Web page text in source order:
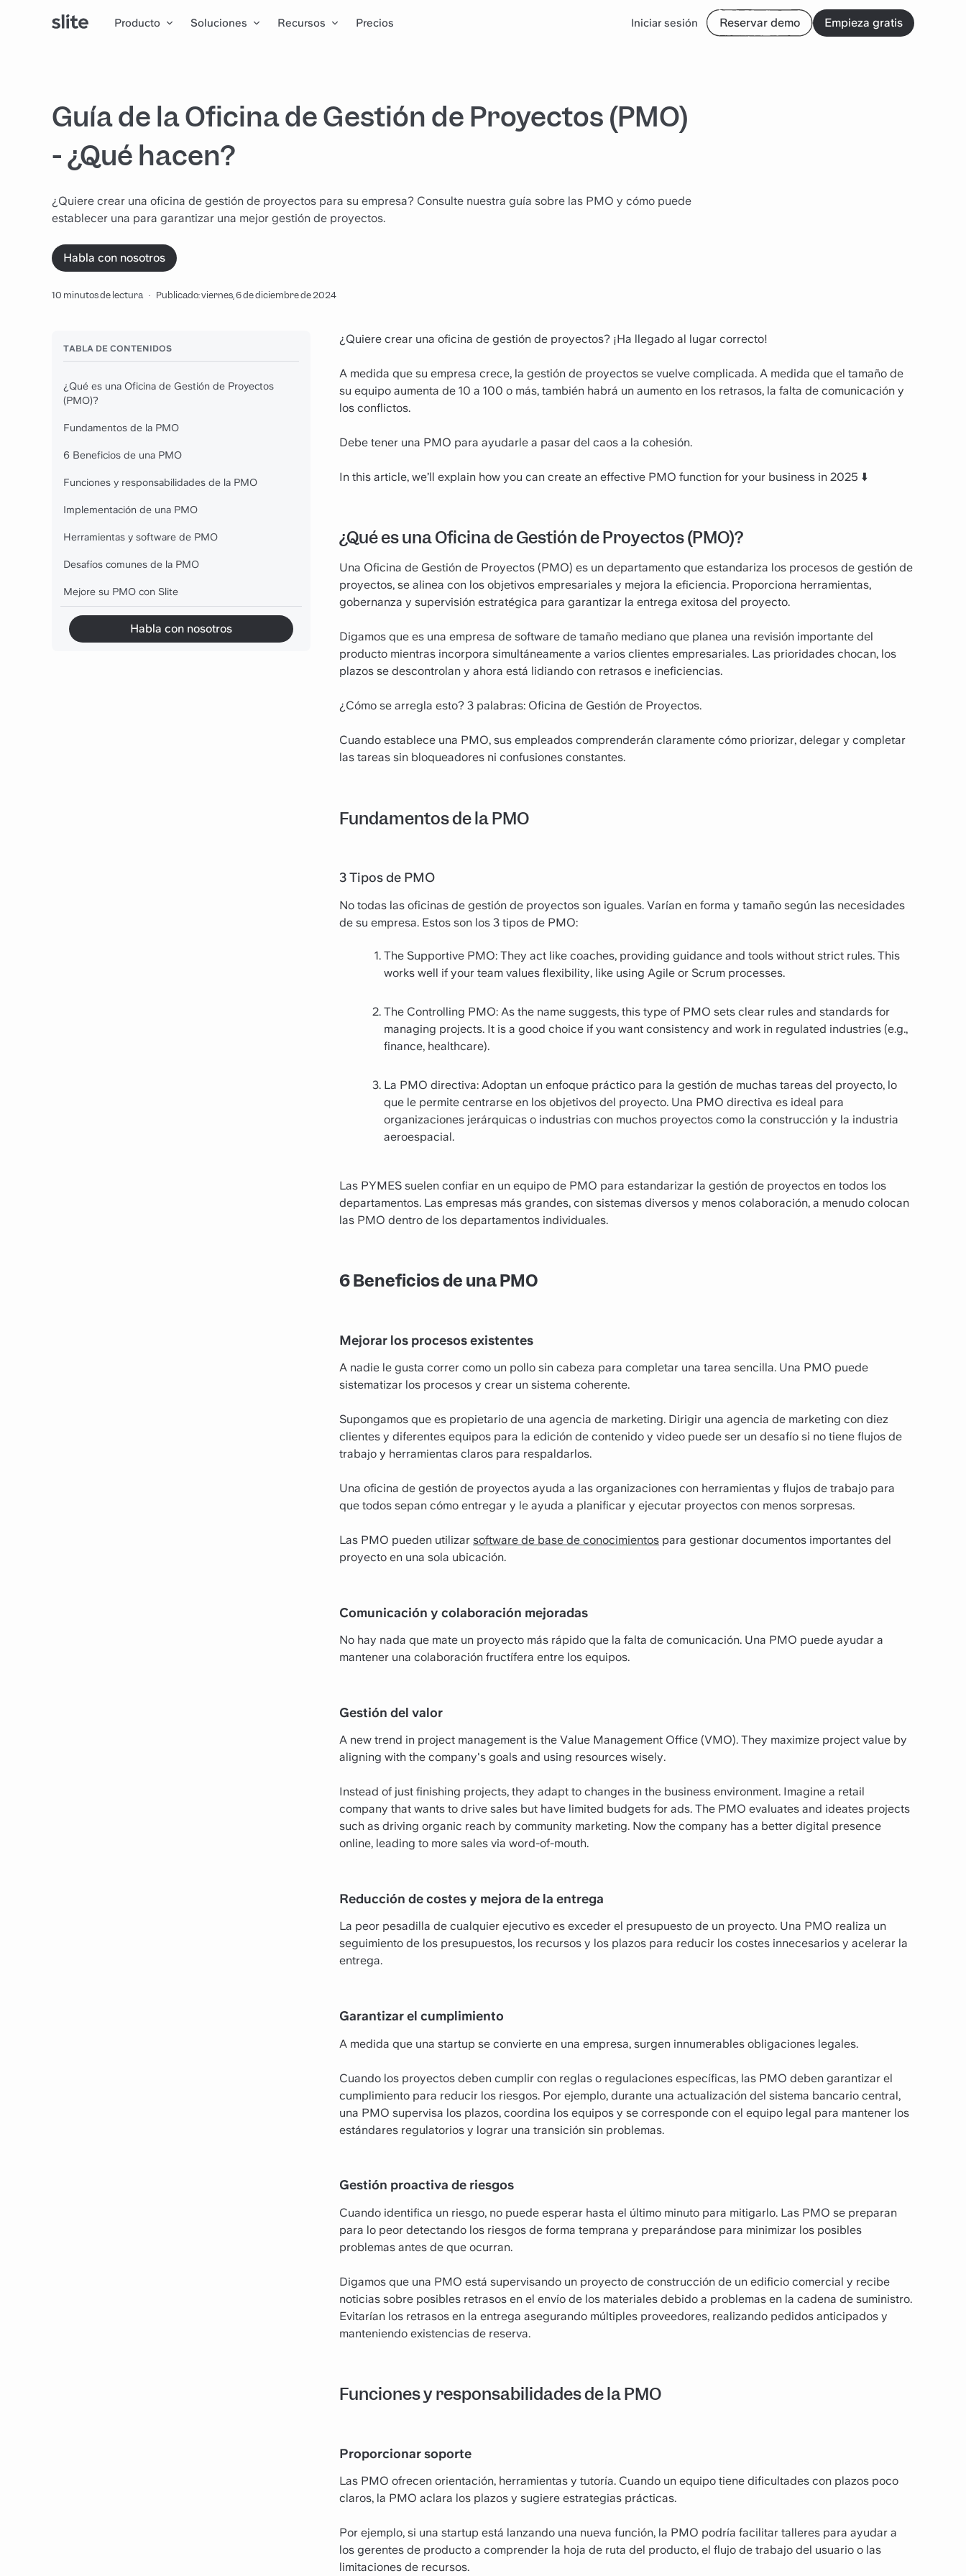
Producto Soluciones Recursos Precios Iniciar sesión Reservar demo Empieza gratis
Guía de la Oficina de Gestión de Proyectos (PMO)
- ¿Qué hacen?
¿Quiere crear una oficina de gestión de proyectos para su empresa? Consulte nuestra guía sobre las PMO y cómo puede
establecer una para garantizar una mejor gestión de proyectos.
Habla con nosotros
10 minutos de lectura · Publicado: viernes, 6 de diciembre de 2024
TABLA DE CONTENIDOS
¿Qué es una Oficina de Gestión de Proyectos
(PMO)?
Fundamentos de la PMO
6 Beneficios de una PMO
Funciones y responsabilidades de la PMO
Implementación de una PMO
Herramientas y software de PMO
Desafíos comunes de la PMO
Mejore su PMO con Slite
Habla con nosotros
¿Quiere crear una oficina de gestión de proyectos? ¡Ha llegado al lugar correcto!
A medida que su empresa crece, la gestión de proyectos se vuelve complicada. A medida que el tamaño de
su equipo aumenta de 10 a 100 o más, también habrá un aumento en los retrasos, la falta de comunicación y
los conflictos.
Debe tener una PMO para ayudarle a pasar del caos a la cohesión.
In this article, we’ll explain how you can create an effective PMO function for your business in 2025 ⬇️
¿Qué es una Oficina de Gestión de Proyectos (PMO)?
Una Oficina de Gestión de Proyectos (PMO) es un departamento que estandariza los procesos de gestión de
proyectos, se alinea con los objetivos empresariales y mejora la eficiencia. Proporciona herramientas,
gobernanza y supervisión estratégica para garantizar la entrega exitosa del proyecto.
Digamos que es una empresa de software de tamaño mediano que planea una revisión importante del
producto mientras incorpora simultáneamente a varios clientes empresariales. Las prioridades chocan, los
plazos se descontrolan y ahora está lidiando con retrasos e ineficiencias.
¿Cómo se arregla esto? 3 palabras: Oficina de Gestión de Proyectos.
Cuando establece una PMO, sus empleados comprenderán claramente cómo priorizar, delegar y completar
las tareas sin bloqueadores ni confusiones constantes.
Fundamentos de la PMO
3 Tipos de PMO
No todas las oficinas de gestión de proyectos son iguales. Varían en forma y tamaño según las necesidades
de su empresa. Estos son los 3 tipos de PMO:
The Supportive PMO: They act like coaches, providing guidance and tools without strict rules. This
works well if your team values flexibility, like using Agile or Scrum processes.
The Controlling PMO: As the name suggests, this type of PMO sets clear rules and standards for
managing projects. It is a good choice if you want consistency and work in regulated industries (e.g.,
finance, healthcare).
La PMO directiva: Adoptan un enfoque práctico para la gestión de muchas tareas del proyecto, lo
que le permite centrarse en los objetivos del proyecto. Una PMO directiva es ideal para
organizaciones jerárquicas o industrias con muchos proyectos como la construcción y la industria
aeroespacial.
Las PYMES suelen confiar en un equipo de PMO para estandarizar la gestión de proyectos en todos los
departamentos. Las empresas más grandes, con sistemas diversos y menos colaboración, a menudo colocan
las PMO dentro de los departamentos individuales.
6 Beneficios de una PMO
Mejorar los procesos existentes
A nadie le gusta correr como un pollo sin cabeza para completar una tarea sencilla. Una PMO puede
sistematizar los procesos y crear un sistema coherente.
Supongamos que es propietario de una agencia de marketing. Dirigir una agencia de marketing con diez
clientes y diferentes equipos para la edición de contenido y video puede ser un desafío si no tiene flujos de
trabajo y herramientas claros para respaldarlos.
Una oficina de gestión de proyectos ayuda a las organizaciones con herramientas y flujos de trabajo para
que todos sepan cómo entregar y le ayuda a planificar y ejecutar proyectos con menos sorpresas.
Las PMO pueden utilizar software de base de conocimientos para gestionar documentos importantes del
proyecto en una sola ubicación.
Comunicación y colaboración mejoradas
No hay nada que mate un proyecto más rápido que la falta de comunicación. Una PMO puede ayudar a
mantener una colaboración fructífera entre los equipos.
Gestión del valor
A new trend in project management is the Value Management Office (VMO). They maximize project value by
aligning with the company's goals and using resources wisely.
Instead of just finishing projects, they adapt to changes in the business environment. Imagine a retail
company that wants to drive sales but have limited budgets for ads. The PMO evaluates and ideates projects
such as driving organic reach by community marketing. Now the company has a better digital presence
online, leading to more sales via word-of-mouth.
Reducción de costes y mejora de la entrega
La peor pesadilla de cualquier ejecutivo es exceder el presupuesto de un proyecto. Una PMO realiza un
seguimiento de los presupuestos, los recursos y los plazos para reducir los costes innecesarios y acelerar la
entrega.
Garantizar el cumplimiento
A medida que una startup se convierte en una empresa, surgen innumerables obligaciones legales.
Cuando los proyectos deben cumplir con reglas o regulaciones específicas, las PMO deben garantizar el
cumplimiento para reducir los riesgos. Por ejemplo, durante una actualización del sistema bancario central,
una PMO supervisa los plazos, coordina los equipos y se corresponde con el equipo legal para mantener los
estándares regulatorios y lograr una transición sin problemas.
Gestión proactiva de riesgos
Cuando identifica un riesgo, no puede esperar hasta el último minuto para mitigarlo. Las PMO se preparan
para lo peor detectando los riesgos de forma temprana y preparándose para minimizar los posibles
problemas antes de que ocurran.
Digamos que una PMO está supervisando un proyecto de construcción de un edificio comercial y recibe
noticias sobre posibles retrasos en el envío de los materiales debido a problemas en la cadena de suministro.
Evitarían los retrasos en la entrega asegurando múltiples proveedores, realizando pedidos anticipados y
manteniendo existencias de reserva.
Funciones y responsabilidades de la PMO
Proporcionar soporte
Las PMO ofrecen orientación, herramientas y tutoría. Cuando un equipo tiene dificultades con plazos poco
claros, la PMO aclara los plazos y sugiere estrategias prácticas.
Por ejemplo, si una startup está lanzando una nueva función, la PMO podría facilitar talleres para ayudar a
los gerentes de producto a comprender la hoja de ruta del producto, el flujo de trabajo del usuario o las
limitaciones de recursos.